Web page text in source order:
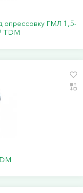
опрессовку ГМЛ 1,5-
TDM